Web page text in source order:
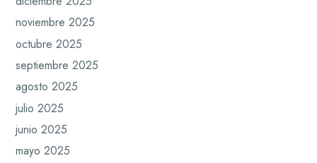
noviembre 2025
octubre 2025
septiembre 2025
agosto 2025
julio 2025
junio 2025
mayo 2025